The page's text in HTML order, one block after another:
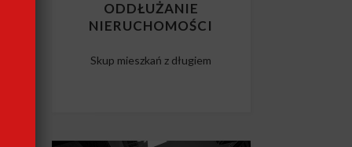
ODDŁUŻANIE
NIERUCHOMOŚCI
Skup mieszkań z długiem